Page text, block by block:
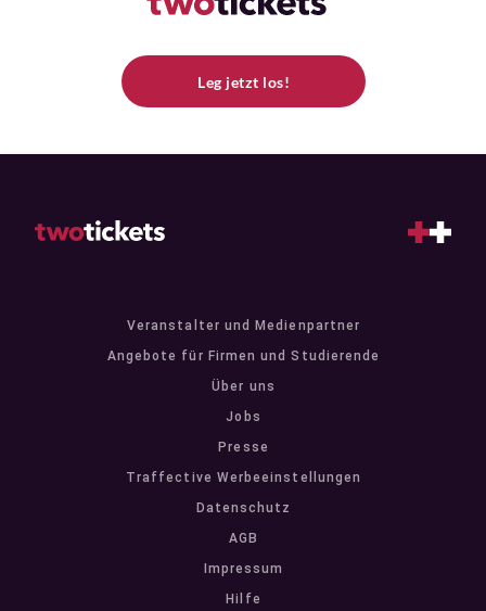
Leg jetzt los!
Veranstalter und Medienpartner
Angebote für Firmen und Studierende
Über uns
Jobs
Presse
Traffective Werbeeinstellungen
Datenschutz
AGB
Impressum
Hilfe